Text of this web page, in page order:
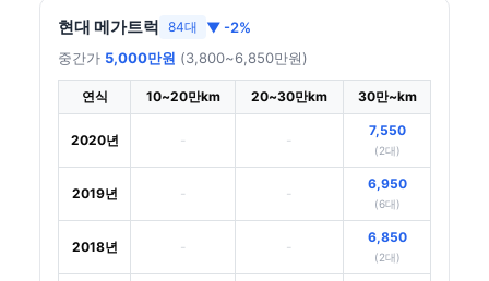
현대 메가트럭 84대
▼ -2%
중간가 5,000만원 (3,800~6,850만원)
연식 10~20만km 20~30만km 30만~km
2020년 - -
7,550
(2대)
2019년 - -
6,950
(6대)
2018년 - -
6,850
(2대)